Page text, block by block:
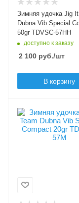
EVA
Модель удилища
Vib Special Compact
Длина удилища, м
0.57
50
до, гр
50
Зимняя удочка Jig It
Dubna Vib Special
50gr TDVSC-57HH
доступно к заказу
2 100 руб./шт
В корзину
Вес удилища, гр
59
46